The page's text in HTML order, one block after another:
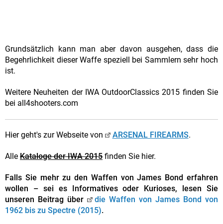
Grundsätzlich kann man aber davon ausgehen, dass die
Begehrlichkeit dieser Waffe speziell bei Sammlern sehr hoch
ist.
Weitere Neuheiten der IWA OutdoorClassics 2015 finden Sie
bei all4shooters.com
Hier geht's zur Webseite von ARSENAL FIREARMS.
Alle Kataloge der IWA 2015 finden Sie hier.
Falls Sie mehr zu den Waffen von James Bond erfahren
wollen – sei es Informatives oder Kurioses, lesen Sie
unseren Beitrag über
die Waffen von James Bond von
1962 bis zu Spectre (2015).